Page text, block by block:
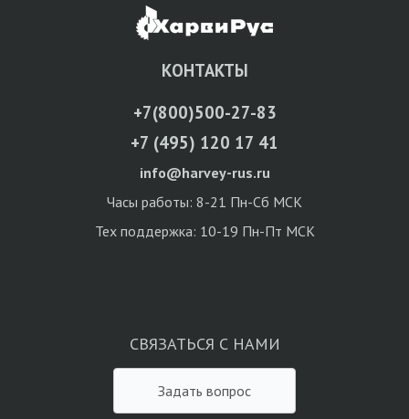
КОНТАКТЫ
+7(800)500-27-83
+7 (495) 120 17 41
info@harvey-rus.ru
Часы работы: 8-21 Пн-Сб МСК
Тех поддержка: 10-19 Пн-Пт МСК
СВЯЗАТЬСЯ С НАМИ
Задать вопрос